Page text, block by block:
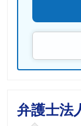
弁護士法